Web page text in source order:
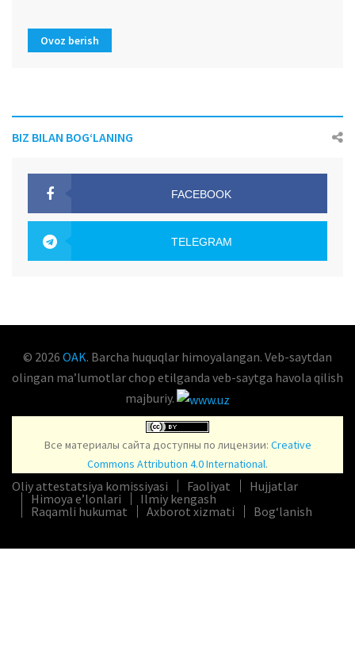
Ovoz berish
BIZ BILAN BOG‘LANING
FACEBOOK
TELEGRAM
© 2026 OAK. Barcha huquqlar himoyalangan. Veb-saytdan
olingan maʼlumotlar chop etilganda veb-saytga havola qilish
majburiy.
Все материалы сайта доступны по лицензии: Creative
Commons Attribution 4.0 International.
Oliy attestatsiya komissiyasi Faoliyat
Hujjatlar
Himoya e’lonlari
Ilmiy kengash
Raqamli hukumat
Axborot xizmati Bog‘lanish